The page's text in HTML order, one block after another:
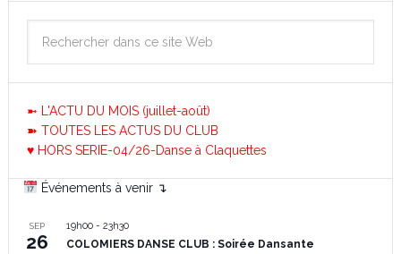
➼ L'ACTU DU MOIS (juillet-août)
➽ TOUTES LES ACTUS DU CLUB
♥ HORS SERIE-04/26-Danse à Claquettes
Événements à venir ↴
SEP
26
19h00- 23h30
COLOMIERS DANSE CLUB : Soirée Dansante